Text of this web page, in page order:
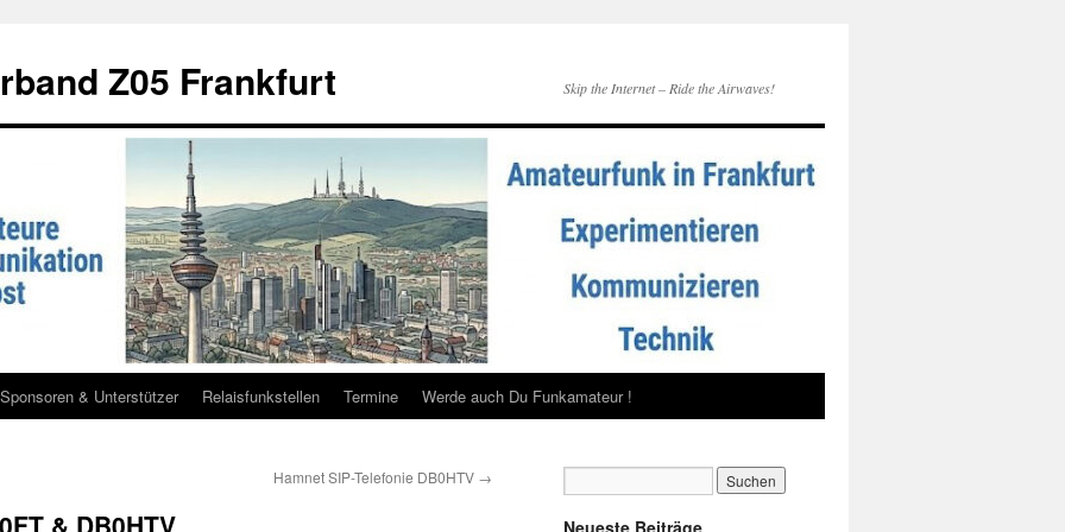
Z05 Frankfurt Skip the Internet – Ride the Airwaves!
Sponsoren & Unterstützer Relaisfunkstellen Termine Werde auch Du Funkamateur !
Hamnet SIP-Telefonie DB0HTV →
& DB0HTV Neueste Beiträge